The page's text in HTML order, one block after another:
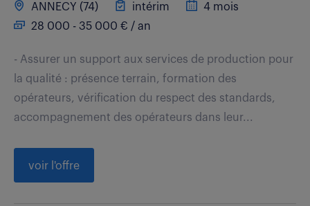
ANNECY (74) intérim
4 mois
28 000 - 35 000 € / an
- Assurer un support aux services de production pour
la qualité : présence terrain, formation des
opérateurs, vérification du respect des standards,
accompagnement des opérateurs dans leur...
voir l'offre